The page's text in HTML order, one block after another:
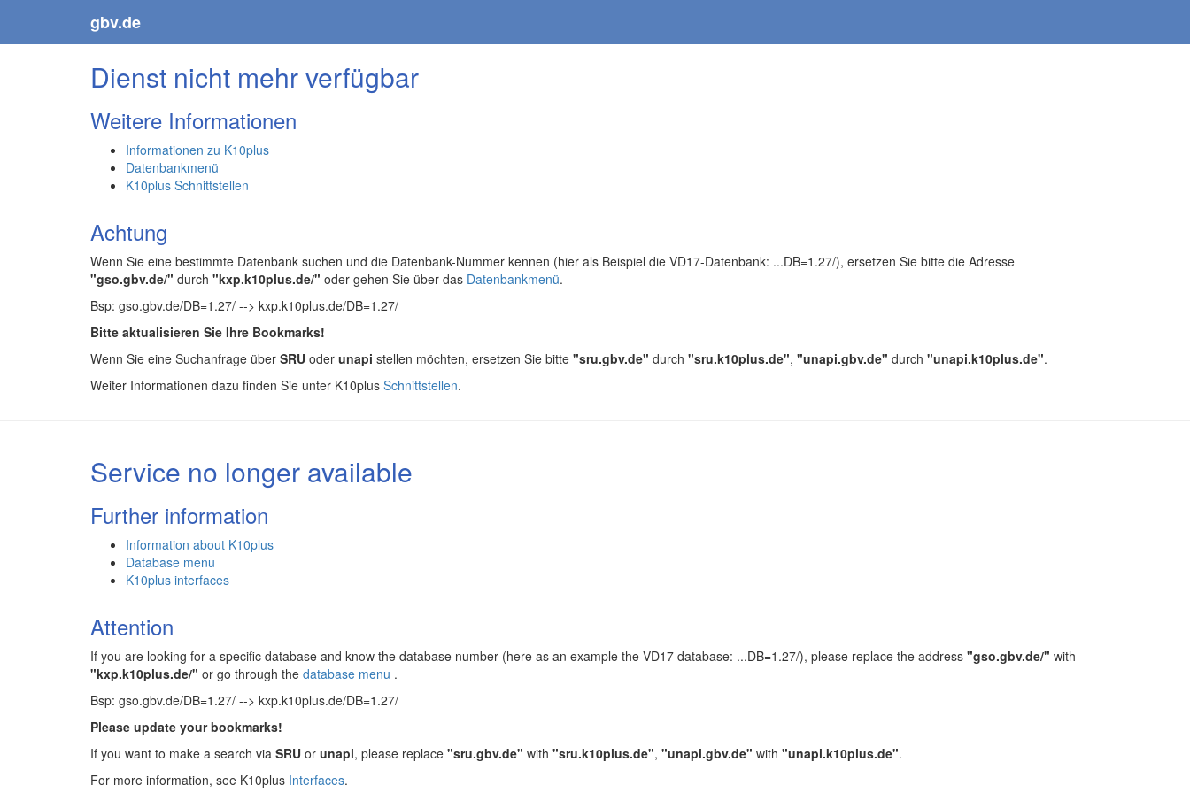
gbv.de
Dienst nicht mehr verfügbar
Weitere Informationen
Informationen zu K10plus
Datenbankmenü
K10plus Schnittstellen
Achtung
Wenn Sie eine bestimmte Datenbank suchen und die Datenbank-Nummer kennen (hier als Beispiel die VD17-Datenbank: ...DB=1.27/), ersetzen Sie bitte die Adresse
"gso.gbv.de/" durch "kxp.k10plus.de/" oder gehen Sie über das Datenbankmenü.
Bsp: gso.gbv.de/DB=1.27/ --> kxp.k10plus.de/DB=1.27/
Bitte aktualisieren Sie Ihre Bookmarks!
Wenn Sie eine Suchanfrage über SRU oder unapi stellen möchten, ersetzen Sie bitte "sru.gbv.de" durch "sru.k10plus.de", "unapi.gbv.de" durch "unapi.k10plus.de".
Weiter Informationen dazu finden Sie unter K10plus Schnittstellen.
Service no longer available
Further information
Information about K10plus
Database menu
K10plus interfaces
Attention
If you are looking for a specific database and know the database number (here as an example the VD17 database: ...DB=1.27/), please replace the address "gso.gbv.de/" with
"kxp.k10plus.de/" or go through the database menu .
Bsp: gso.gbv.de/DB=1.27/ --> kxp.k10plus.de/DB=1.27/
Please update your bookmarks!
If you want to make a search via SRU or unapi, please replace "sru.gbv.de" with "sru.k10plus.de", "unapi.gbv.de" with "unapi.k10plus.de".
For more information, see K10plus Interfaces.